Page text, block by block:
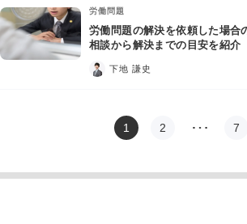
労働問題
労働問題の解決を依頼した場合
相談から解決までの目安を紹介
下地 謙史
1 2 … 7